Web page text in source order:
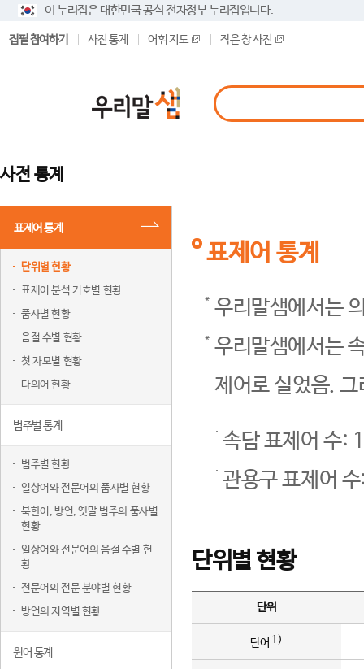
이 누리집은 대한민국 공식 전자정부 누리집입니다.
집필 참여하기 사전 통계 어휘 지도 작은 창 사전
사전 통계
표제어 통계
단위별 현황
표제어 분석 기호별 현황
품사별 현황
음절 수별 현황
첫 자모별 현황
다의어 현황
범주별 통계
범주별 현황
일상어와 전문어의 품사별 현황
북한어, 방언, 옛말 범주의 품사별
현황
일상어와 전문어의 음절 수별 현
황
전문어의 전문 분야별 현황
방언의 지역별 현황
원어 통계
표제어 통계
우리말샘에서는
우리말샘에서는
제어로 실었음.
속담 표제어 수:
관용구 표제어
단위별 현황
단위
단어 1)